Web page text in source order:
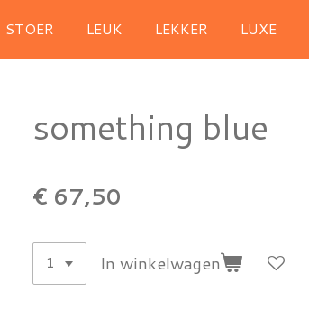
STOER LEUK LEKKER LUXE
something blue
€ 67,50
In winkelwagen